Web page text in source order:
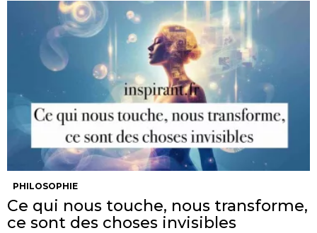
PHILOSOPHIE
Ce qui nous touche, nous transforme,
ce sont des choses invisibles